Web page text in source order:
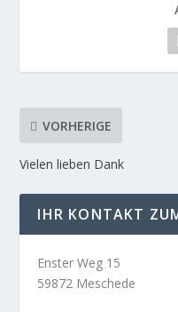
VORHERIGE
Vielen lieben Dank
IHR KONTAKT
Enster Weg 15
59872 Meschede